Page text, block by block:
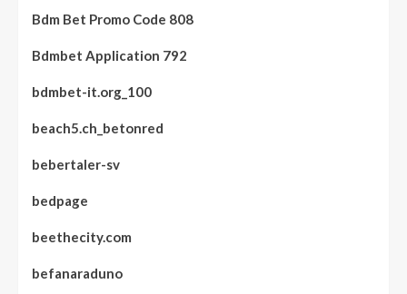
Bdm Bet Promo Code 808
Bdmbet Application 792
bdmbet-it.org_100
beach5.ch_betonred
bebertaler-sv
bedpage
beethecity.com
befanaraduno